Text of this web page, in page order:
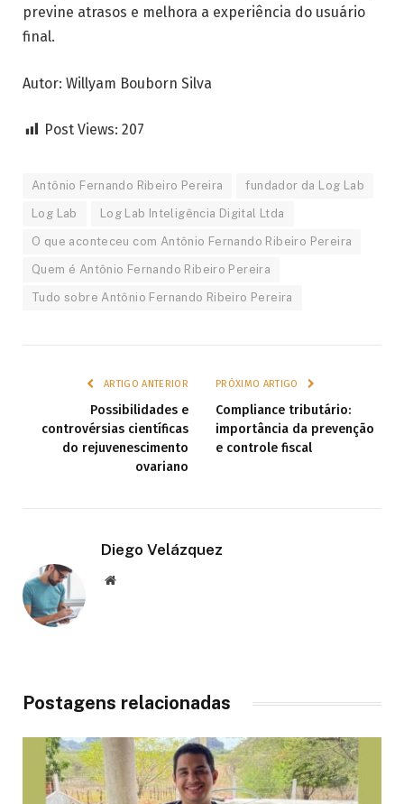
previne atrasos e melhora a experiência do usuário
final.
Autor: Willyam Bouborn Silva
Post Views: 207
Antônio Fernando Ribeiro Pereira fundador da Log Lab
Log Lab Log Lab Inteligência Digital Ltda
O que aconteceu com Antônio Fernando Ribeiro Pereira
Quem é Antônio Fernando Ribeiro Pereira
Tudo sobre Antônio Fernando Ribeiro Pereira
ARTIGO ANTERIOR
Possibilidades e
controvérsias científicas
do rejuvenescimento
ovariano
PRÓXIMO ARTIGO
Compliance tributário:
importância da prevenção
e controle fiscal
Diego Velázquez
Website
Postagens relacionadas